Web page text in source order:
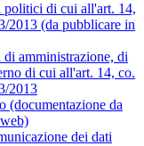
di cui all'art. 14,
2013 (da pubblicare in
amministrazione, di
di cui all'art. 14, co.
2013
(documentazione da
dei dati